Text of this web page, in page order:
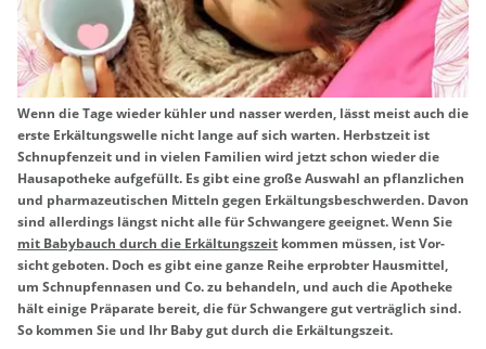
Wenn die Tage wie­der küh­ler und nas­ser wer­den, lässt meist auch die
erste Er­käl­tungs­wel­le nicht lange auf sich war­ten. Herbst­zeit ist
Schnup­fen­zeit und in vie­len Fa­mi­li­en wird jetzt schon wie­der die
Haus­apo­the­ke auf­ge­füllt. Es gibt eine große Aus­wahl an pflanz­li­chen
und phar­ma­zeu­ti­schen Mit­teln gegen Er­käl­tungs­be­schwer­den. Davon
sind al­ler­dings längst nicht alle für Schwan­ge­re ge­eig­net. Wenn Sie
mit Ba­by­bauch durch die Er­käl­tungs­zeit kom­men müs­sen, ist Vor­
sicht ge­bo­ten. Doch es gibt eine ganze Reihe er­prob­ter Haus­mit­tel,
um Schnup­fen­na­sen und Co. zu be­han­deln, und auch die Apo­the­ke
hält ei­ni­ge Prä­pa­ra­te be­reit, die für Schwan­ge­re gut ver­träg­lich sind.
So kom­men Sie und Ihr Baby gut durch die Er­käl­tungs­zeit.